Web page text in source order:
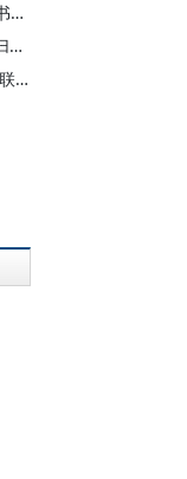
张洪兴：《周易》“位”的内涵及其文学书写特征
黄玉顺 杨晓伟：拟象思维：《周易》“归纳‒演绎”的类比特质——《易传》“象”观念的认识论分析
王传林：《周易》象数思维的理路、关联与启示